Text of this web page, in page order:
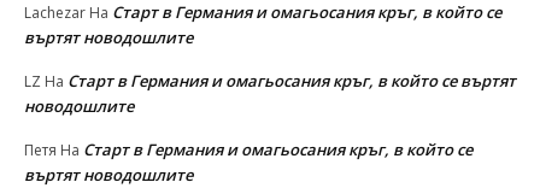
Lachezar На Старт в Германия и омагьосания кръг, в който се
въртят новодошлите
LZ На Старт в Германия и омагьосания кръг, в който се въртят
новодошлите
Петя На Старт в Германия и омагьосания кръг, в който се
въртят новодошлите